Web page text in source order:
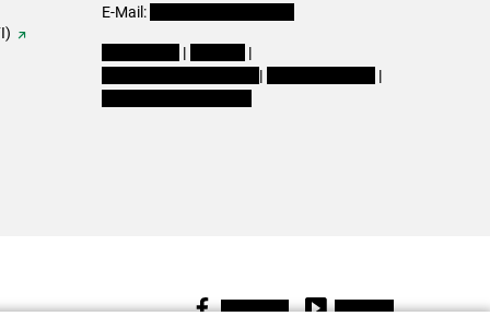
E-Mail:
|
|
|
|
Facebook Youtube